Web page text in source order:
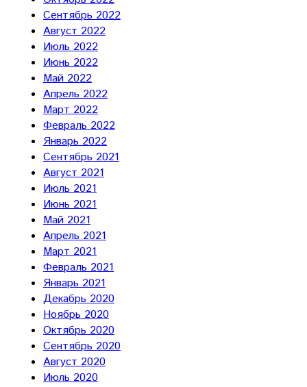
Сентябрь 2022
Август 2022
Июль 2022
Июнь 2022
Май 2022
Апрель 2022
Март 2022
Февраль 2022
Январь 2022
Сентябрь 2021
Август 2021
Июль 2021
Июнь 2021
Май 2021
Апрель 2021
Март 2021
Февраль 2021
Январь 2021
Декабрь 2020
Ноябрь 2020
Октябрь 2020
Сентябрь 2020
Август 2020
Июль 2020